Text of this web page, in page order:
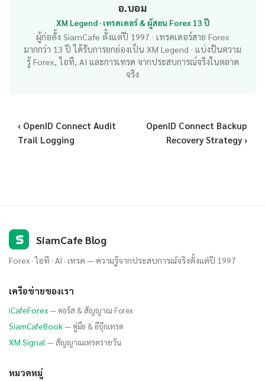
อ.บอม
XM Legend · เทรดเดอร์ & ผู้สอน Forex 13 ปี
ผู้ก่อตั้ง SiamCafe ตั้งแต่ปี 1997 · เทรดเดอร์สาย Forex
มากกว่า 13 ปี ได้รับการยกย่องเป็น XM Legend · แบ่งปันความ
รู้ Forex, ไอที, AI และการเทรด จากประสบการณ์จริงในตลาด
จริง
‹ OpenID Connect Audit
Trail Logging
OpenID Connect Backup
Recovery Strategy ›
S SiamCafe Blog
Forex · ไอที · AI · เทรด — ความรู้จากประสบการณ์จริงตั้งแต่ปี 1997
เครือข่ายของเรา
iCafeForex— คอร์ส & สัญญาณ Forex
SiamCafeBook— คู่มือ & อีบุ๊กเทรด
XM Signal — สัญญาณเทรดรายวัน
หมวดหมู่